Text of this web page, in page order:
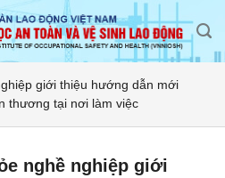
giới thiệu hướng dẫn mới
thương tại nơi làm việc
nghề nghiệp giới